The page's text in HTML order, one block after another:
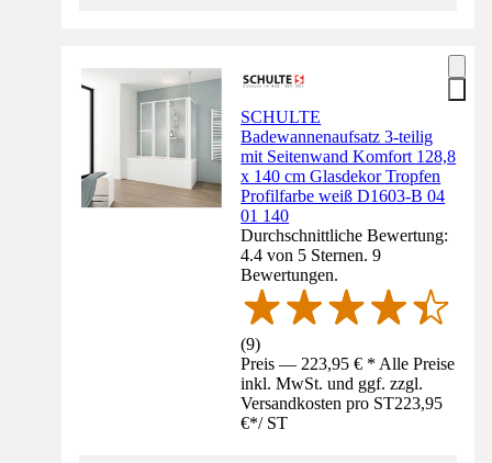
SCHULTE
Badewannenaufsatz 3-teilig
mit Seitenwand Komfort 128,8
x 140 cm Glasdekor Tropfen
Profilfarbe weiß D1603-B 04
01 140
Durchschnittliche Bewertung:
4.4 von 5 Sternen. 9
Bewertungen.
(9)
Preis — 223,95 € * Alle Preise
inkl. MwSt. und ggf. zzgl.
Versandkosten pro ST223,95
€*/ ST